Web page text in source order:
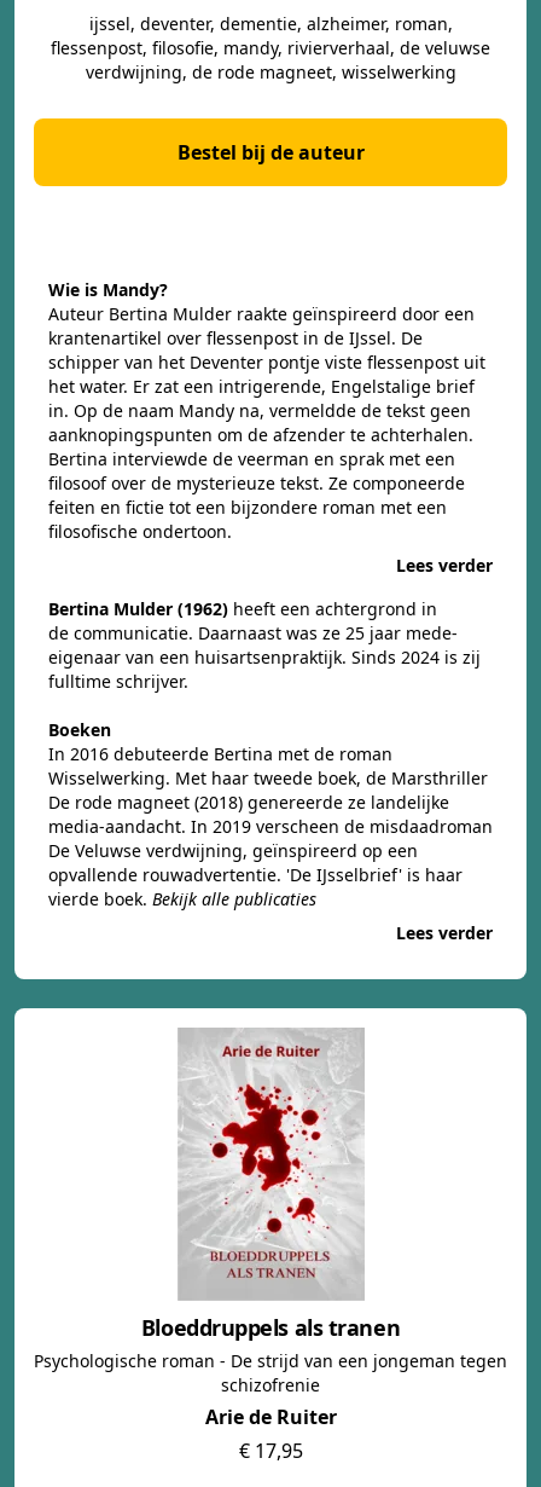
ijssel, deventer, dementie, alzheimer, roman,
flessenpost, filosofie, mandy, rivierverhaal, de veluwse
verdwijning, de rode magneet, wisselwerking
Bestel bij de auteur
Wie is Mandy?
Auteur Bertina Mulder raakte geïnspireerd door een
krantenartikel over flessenpost in de IJssel. De
schipper van het Deventer pontje viste flessenpost uit
het water. Er zat een intrigerende, Engelstalige brief
in. Op de naam Mandy na, vermeldde de tekst geen
aanknopingspunten om de afzender te achterhalen.
Bertina interviewde de veerman en sprak met een
filosoof over de mysterieuze tekst. Ze componeerde
feiten en fictie tot een bijzondere roman met een
filosofische ondertoon.
Lees verder
Bertina Mulder (1962) heeft een achtergrond in
de communicatie. Daarnaast was ze 25 jaar mede-
eigenaar van een huisartsenpraktijk. Sinds 2024 is zij
fulltime schrijver.
Boeken
In 2016 debuteerde Bertina met de roman
Wisselwerking. Met haar tweede boek, de Marsthriller
De rode magneet (2018) genereerde ze landelijke
media-aandacht. In 2019 verscheen de misdaadroman
De Veluwse verdwijning, geïnspireerd op een
opvallende rouwadvertentie. 'De IJsselbrief' is haar
vierde boek. Bekijk alle publicaties
Lees verder
Bloeddruppels als tranen
Psychologische roman - De strijd van een jongeman tegen
schizofrenie
Arie de Ruiter
€ 17,95